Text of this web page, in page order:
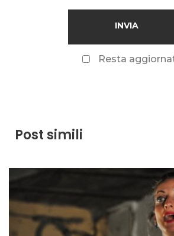
Resta
Post simili